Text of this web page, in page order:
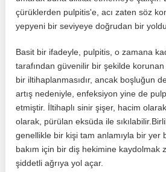
çürüklerden pulpitis'e, acı zaten söz
yepyeni bir seviyeye doğrudan bir
Basit bir ifadeyle, pulpitis, o zamana
tarafından güvenilir bir şekilde korunan
bir iltihaplanmasıdır, ancak boşluğun
artış nedeniyle, enfeksiyon yine de
etmiştir. İltihaplı sinir şişer, hacim
olarak, pürülan eksüda ile
genellikle bir kişi tam anlamıyla bir yer
bakım için bir diş hekimine kaydolmak
şiddetli ağrıya yol açar.